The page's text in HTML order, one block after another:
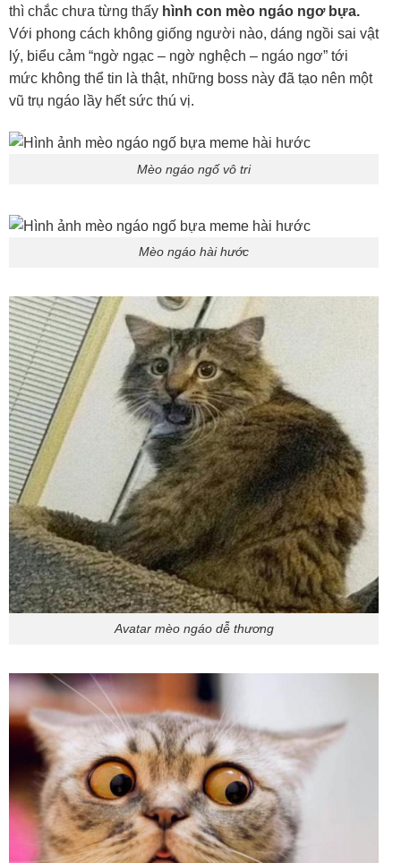
thì chắc chưa từng thấy hình con mèo ngáo ngơ bựa.
Với phong cách không giống người nào, dáng ngồi sai vật
lý, biểu cảm “ngờ ngạc – ngờ nghệch – ngáo ngơ” tới
mức không thể tin là thật, những boss này đã tạo nên một
vũ trụ ngáo lầy hết sức thú vị.
Mèo ngáo ngố vô tri
Mèo ngáo hài hước
Avatar mèo ngáo dễ thương